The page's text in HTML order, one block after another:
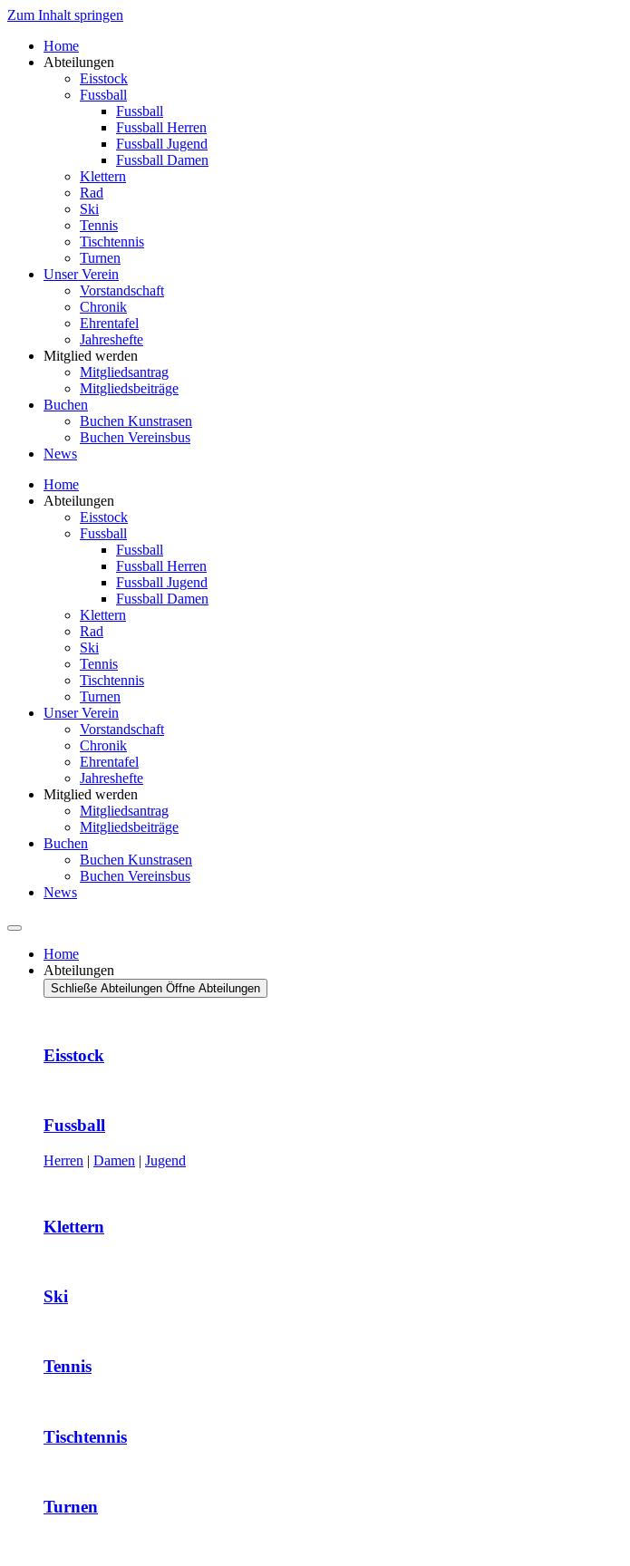
Zum Inhalt springen
Home
Abteilungen
Eisstock
Fussball
Fussball
Fussball Herren
Fussball Jugend
Fussball Damen
Klettern
Rad
Ski
Tennis
Tischtennis
Turnen
Unser Verein
Vorstandschaft
Chronik
Ehrentafel
Jahreshefte
Mitglied werden
Mitgliedsantrag
Mitgliedsbeiträge
Buchen
Buchen Kunstrasen
Buchen Vereinsbus
News
Home
Abteilungen
Eisstock
Fussball
Fussball
Fussball Herren
Fussball Jugend
Fussball Damen
Klettern
Rad
Ski
Tennis
Tischtennis
Turnen
Unser Verein
Vorstandschaft
Chronik
Ehrentafel
Jahreshefte
Mitglied werden
Mitgliedsantrag
Mitgliedsbeiträge
Buchen
Buchen Kunstrasen
Buchen Vereinsbus
News
Home
Abteilungen
Schließe Abteilungen Öffne Abteilungen
Eisstock
Fussball
Herren | Damen | Jugend
Klettern
Ski
Tennis
Tischtennis
Turnen